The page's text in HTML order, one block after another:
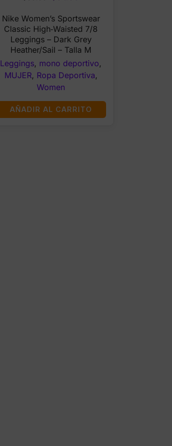
was:
$60.00.
is:
$34.99.
Nike Women’s Sportswear
Classic High‑Waisted 7/8
Leggings – Dark Grey
Heather/Sail – Talla M
Leggings, mono deportivo,
MUJER, Ropa Deportiva,
Women
AÑADIR AL CARRITO